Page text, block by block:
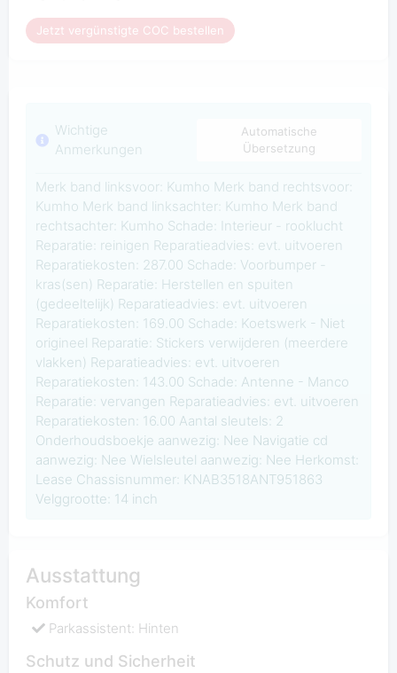
Jetzt vergünstigte COC bestellen
Wichtige
Anmerkungen
Automatische
Übersetzung
Merk band linksvoor: Kumho Merk band rechtsvoor:
Kumho Merk band linksachter: Kumho Merk band
rechtsachter: Kumho Schade: Interieur - rooklucht
Reparatie: reinigen Reparatieadvies: evt. uitvoeren
Reparatiekosten: 287.00 Schade: Voorbumper -
kras(sen) Reparatie: Herstellen en spuiten
(gedeeltelijk) Reparatieadvies: evt. uitvoeren
Reparatiekosten: 169.00 Schade: Koetswerk - Niet
origineel Reparatie: Stickers verwijderen (meerdere
vlakken) Reparatieadvies: evt. uitvoeren
Reparatiekosten: 143.00 Schade: Antenne - Manco
Reparatie: vervangen Reparatieadvies: evt. uitvoeren
Reparatiekosten: 16.00 Aantal sleutels: 2
Onderhoudsboekje aanwezig: Nee Navigatie cd
aanwezig: Nee Wielsleutel aanwezig: Nee Herkomst:
Lease Chassisnummer: KNAB3518ANT951863
Velggrootte: 14 inch
Ausstattung
Komfort
Parkassistent: Hinten
Schutz und Sicherheit